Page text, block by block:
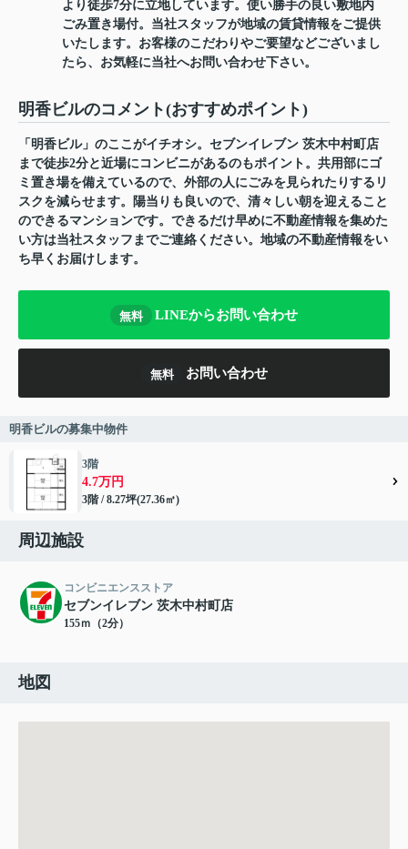
より徒歩7分に立地しています。使い勝手の良い敷地内
ごみ置き場付。当社スタッフが地域の賃貸情報をご提供
いたします。お客様のこだわりやご要望などございまし
たら、お気軽に当社へお問い合わせ下さい。
明香ビルのコメント(おすすめポイント)
「明香ビル」のここがイチオシ。セブンイレブン 茨木中村町店
まで徒歩2分と近場にコンビニがあるのもポイント。共用部にゴ
ミ置き場を備えているので、外部の人にごみを見られたりするリ
スクを減らせます。陽当りも良いので、清々しい朝を迎えること
のできるマンションです。できるだけ早めに不動産情報を集めた
い方は当社スタッフまでご連絡ください。地域の不動産情報をい
ち早くお届けします。
無料 LINEからお問い合わせ
無料 お問い合わせ
明香ビルの募集中物件
3階
4.7万円
3階 / 8.27坪(27.36㎡)
周辺施設
コンビニエンスストア
セブンイレブン 茨木中村町店
155ｍ（2分）
地図